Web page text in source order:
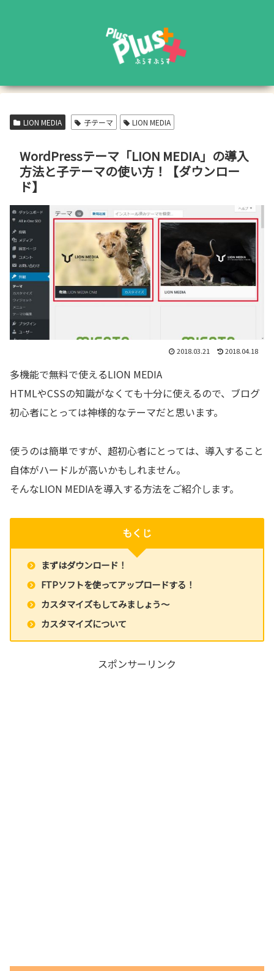
LION MEDIA 子テーマ LION MEDIA
WordPressテーマ「LION MEDIA」の導入
方法と子テーマの使い方！【ダウンロー
ド】
2018.03.21 2018.04.18
多機能で無料で使えるLION MEDIA
HTMLやCSSの知識がなくても十分に使えるので、ブログ
初心者にとっては神様的なテーマだと思います。
使うのは簡単ですが、超初心者にとっては、導入すること
自体がハードルが高いかもしれません。
そんなLION MEDIAを導入する方法をご紹介します。
もくじ
まずはダウンロード！
FTPソフトを使ってアップロードする！
カスタマイズもしてみましょう～
カスタマイズについて
スポンサーリンク